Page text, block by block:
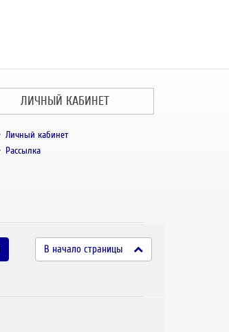
ЛИЧНЫЙ КАБИНЕТ
Личный кабинет
Рассылка
В начало страницы